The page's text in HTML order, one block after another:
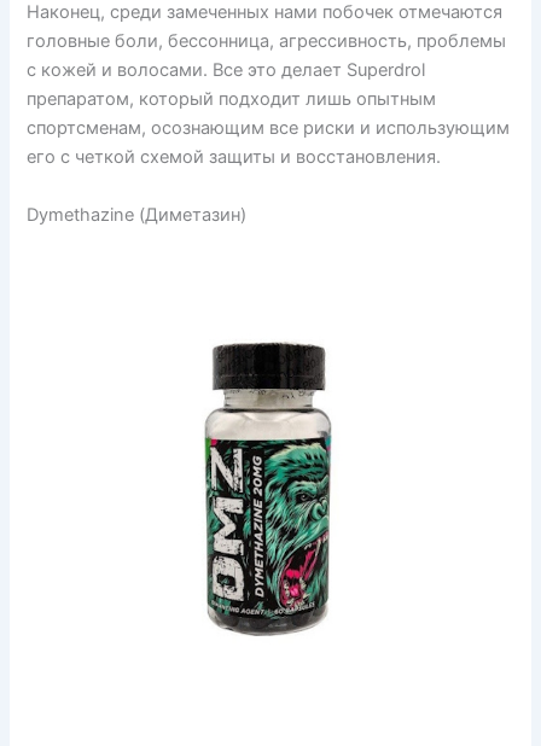
Наконец, среди замеченных нами побочек отмечаются
головные боли, бессонница, агрессивность, проблемы
с кожей и волосами. Все это делает Superdrol
препаратом, который подходит лишь опытным
спортсменам, осознающим все риски и использующим
его с четкой схемой защиты и восстановления.
Dymethazine (Диметазин)